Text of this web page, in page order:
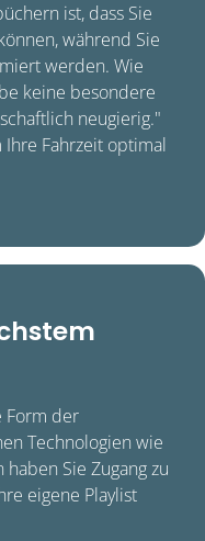
ist, dass Sie
während Sie
werden. Wie
keine besondere
neugierig."
Ihre Fahrzeit optimal
Form der
Technologien wie
Sie Zugang zu
eigene Playlist